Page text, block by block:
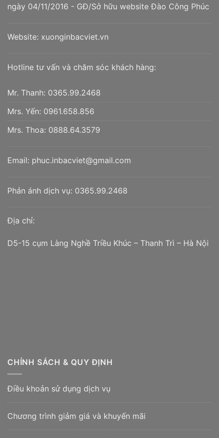
ngày 04/11/2016 - GĐ/Sở hữu website Đào Công Phúc
Website: xuonginbacviet.vn
Hotline tư vấn và chăm sóc khách hàng:
Mr. Thanh: 0365.99.2468
Mrs. Yến: 0961.658.856
Mrs. Thoa: 0888.64.3579
Email: phuc.inbacviet@gmail.com
Phản ánh dịch vụ: 0365.99.2468
Địa chỉ:
D5-15 cụm Làng Nghề Triều Khúc – Thanh Trì – Hà Nội
CHÍNH SÁCH & QUY ĐỊNH
Điều khoản sử dụng dịch vụ
Chương trình giảm giá và khuyến mãi